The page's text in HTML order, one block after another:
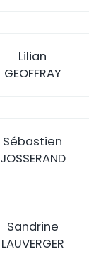
Lilian
GEOFFRAY
Sébastien
JOSSERAND
Sandrine
LAUVERGER